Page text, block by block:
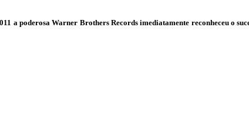
a poderosa Warner Brothers Records imediatamente reconheceu o